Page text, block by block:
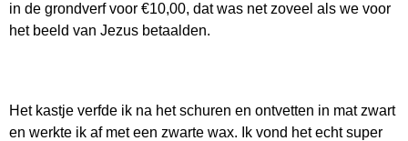
in de grondverf voor €10,00, dat was net zoveel als we voor
het beeld van Jezus betaalden.
Het kastje verfde ik na het schuren en ontvetten in mat zwart
en werkte ik af met een zwarte wax. Ik vond het echt super